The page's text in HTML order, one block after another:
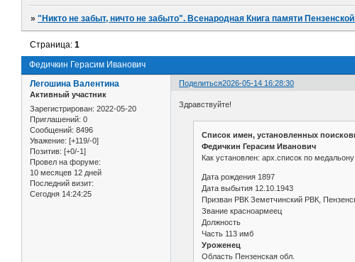
»"Никто не забыт, ничто не забыто". Всенародная Книга памяти
Федичкин Герасим Иванович
Страница:1
Поделиться2026-05-14 16:28:30
Легошина Валентина
Активный участник
Зарегистрирован: 2022-05-20
Приглашений: 0
Сообщений: 8496
Уважение: [+119/-0]
Позитив: [+0/-1]
Провел на форуме:
10 месяцев 12 дней
Последний визит:
Сегодня 14:24:25
Здравствуйте!
Список имен, установленных
Федичкин Герасим Иванович
Как установлен: арх.список по
Дата рождения 1897
Дата выбытия 12.10.1943
Призван РВК Земетчинский РВК,
Звание красноармеец
Должность
Часть 113 имб
Уроженец
Область Пензенская обл.